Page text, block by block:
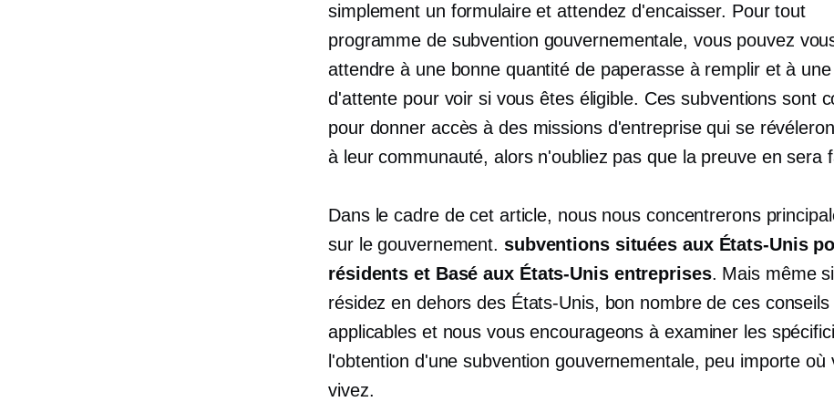
simplement un formulaire et attendez d'encaisser. Pour tout
programme de subvention gouvernementale, vous pouvez
attendre à une bonne quantité de paperasse à remplir et à
d'attente pour voir si vous êtes éligible. Ces subventions sont
pour donner accès à des missions d'entreprise qui se
à leur communauté, alors n'oubliez pas que la preuve en sera
Dans le cadre de cet article, nous nous concentrerons
sur le gouvernement. subventions situées aux États-Unis
résidents et Basé aux États-Unisentreprises. Mais même
résidez en dehors des États-Unis, bon nombre de ces
applicables et nous vous encourageons à examiner les
l'obtention d'une subvention gouvernementale, peu importe où
vivez.